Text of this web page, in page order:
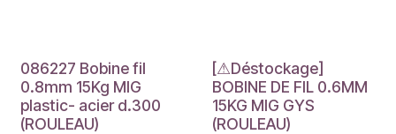
086227 Bobine fil
0.8mm 15Kg MIG
plastic- acier d.300
(ROULEAU)
Déstockage
[⚠Déstockage]
BOBINE DE FIL 0.6MM
15KG MIG GYS
(ROULEAU)